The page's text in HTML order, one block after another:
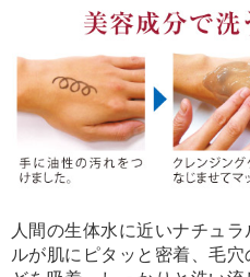
人間の生体水に近いナチュ
ルが肌にピタッと密着、毛